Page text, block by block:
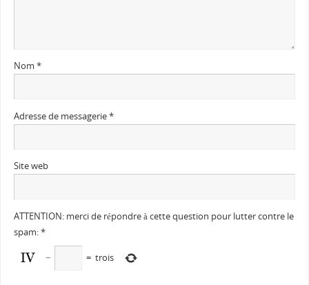
Nom *
Adresse de messagerie*
Site web
ATTENTION: merci de répondre à cette question pour lutter contre le
spam:*
− = trois